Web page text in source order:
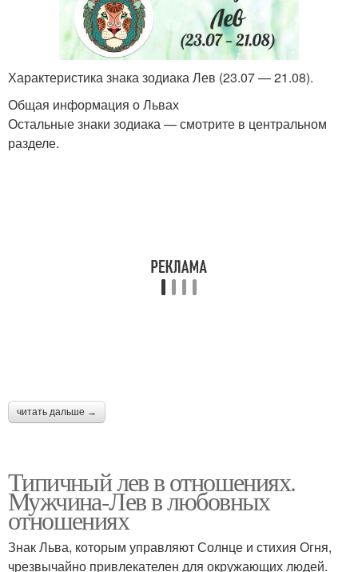
Характеристика знака зодиака Лев (23.07 — 21.08).
Общая информация о Львах
Остальные знаки зодиака — смотрите в центральном
разделе.
читать дальше →
Типичный лев в отношениях.
Мужчина-Лев в любовных
отношениях
Знак Льва, которым управляют Солнце и стихия Огня,
чрезвычайно привлекателен для окружающих людей.